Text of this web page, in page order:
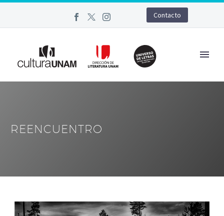
Contacto
REENCUENTRO